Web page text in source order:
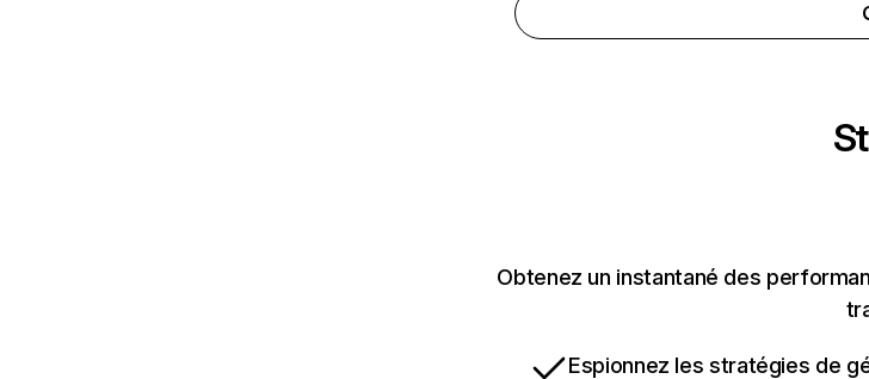
Obtenez un instantané des
Espionnez les stratégies de